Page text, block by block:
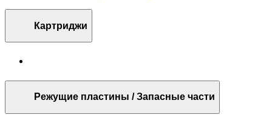
Картриджи
Режущие пластины / Запасные части